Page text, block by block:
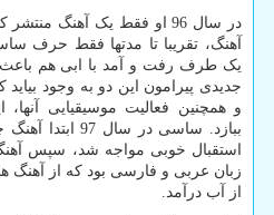
در سال 96 او فقط یک آهنگ
آهنگ، تقریبا تا مدتها فقط حرف
یک طرف رفت و آمد با ابی هم
جدیدی پیرامون این دو به وجود بیاید
و همچنین فعالیت موسیقیایی
ببازد. ساسی در
استقبال خوبی مواجه شد، سپس
زبان عربی و فارسی بود که از
از آب درآمد.